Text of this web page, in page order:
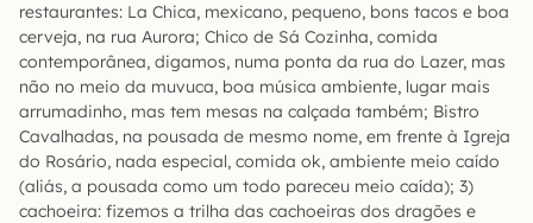
restaurantes: La Chica, mexicano, pequeno, bons tacos e boa
cerveja, na rua Aurora; Chico de Sá Cozinha, comida
contemporânea, digamos, numa ponta da rua do Lazer, mas
não no meio da muvuca, boa música ambiente, lugar mais
arrumadinho, mas tem mesas na calçada também; Bistro
Cavalhadas, na pousada de mesmo nome, em frente à Igreja
do Rosário, nada especial, comida ok, ambiente meio caído
(aliás, a pousada como um todo pareceu meio caída); 3)
cachoeira: fizemos a trilha das cachoeiras dos dragões e